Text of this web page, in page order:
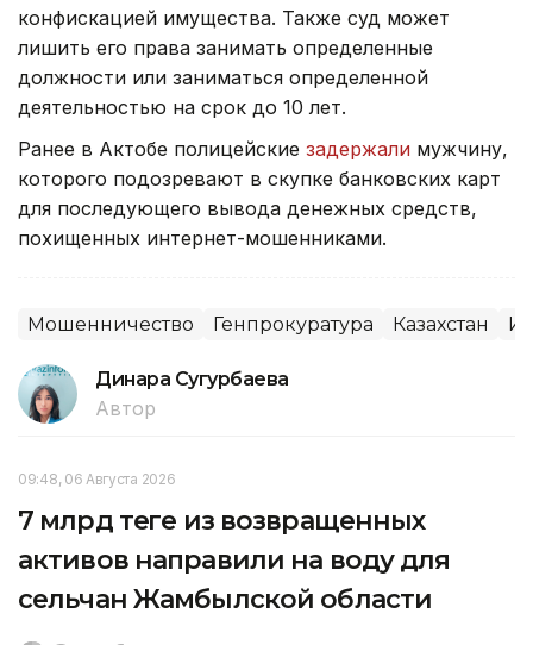
конфискацией имущества. Также суд может
лишить его права занимать определенные
должности или заниматься определенной
деятельностью на срок до 10 лет.
Ранее в Актобе полицейские задержали мужчину,
которого подозревают в скупке банковских карт
для последующего вывода денежных средств,
похищенных интернет-мошенниками.
Мошенничество Генпрокуратура Казахстан
Динара Сугурбаева
Автор
09:48, 06 Августа 2026
7 млрд теңге из возвращенных
активов направили на воду для
сельчан Жамбылской области